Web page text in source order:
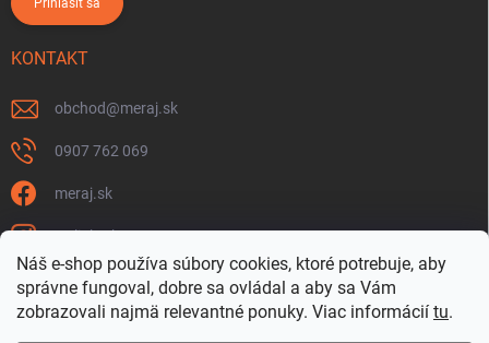
Náš e-shop používa súbory cookies, ktoré potrebuje, aby
správne fungoval, dobre sa ovládal a aby sa Vám
zobrazovali najmä relevantné ponuky. Viac informácií tu.
Prihlásiť sa
KONTAKT
obchod@meraj.sk
0907 762 069
meraj.sk
m_link_sk
https://www.youtube.com/@meraj-sk
@m_link_sk